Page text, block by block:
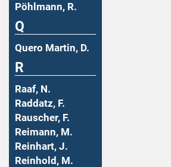
Pöhlmann, R.
Q
Quero Martin, D.
R
Raaf, N.
Raddatz, F.
Rauscher, F.
Reimann, M.
Reinhart, J.
Reinhold, M.